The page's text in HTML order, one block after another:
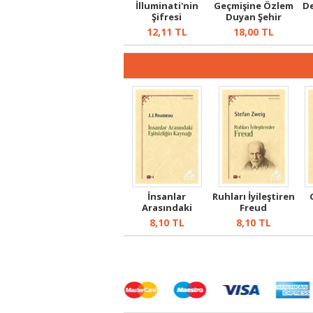
İlluminati'nin
Şifresi
12,11 TL
Geçmişine Özlem
Duyan Şehir
Adana
18,00TL
İnsanlar
Arasındaki
Eşitşizliğin
Kaynağı
8,10TL
Ruhları İyileştiren
Freud
8,10TL